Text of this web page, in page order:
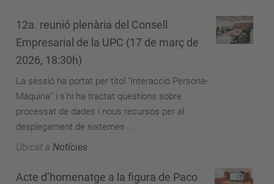
12a. reunió plenària del Consell
Empresarial de la UPC (17 de març de
2026, 18:30h)
La sessió ha portat per títol “Interacció Persona-
Màquina” i s’hi ha tractat qüestions sobre
processat de dades i nous recursos per al
desplegament de sistemes ...
Ubicat a Notícies
Acte d’homenatge a la figura de Paco